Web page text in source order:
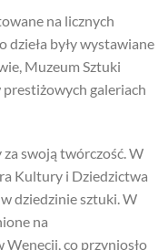
na licznych
dzieła były wystawiane
Muzeum Sztuki
prestiżowych galeriach
swoją twórczość. W
Kultury i Dziedzictwa
dziedzinie sztuki. W
na
co przyniosło